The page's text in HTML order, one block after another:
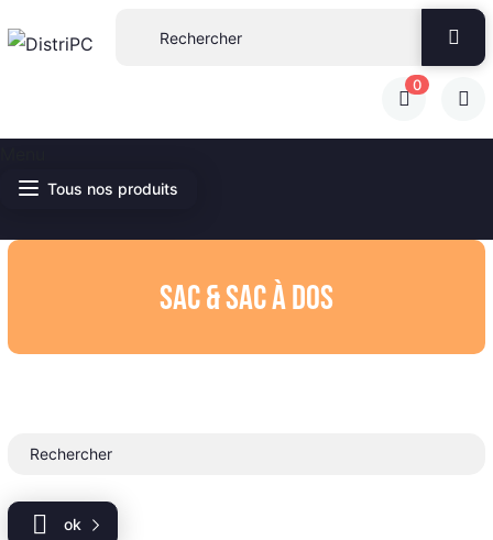
0
Tous nos produits
Sac & Sac à dos

ok